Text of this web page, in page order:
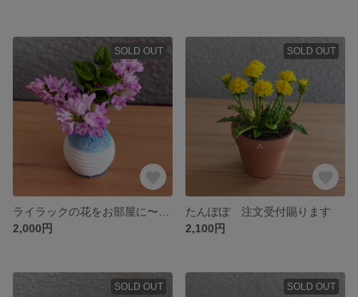
SOLD OUT
2,000円
SOLD OUT
たんぽぽ 注文受付賜ります
2,100円
SOLD OUT SOLD OUT